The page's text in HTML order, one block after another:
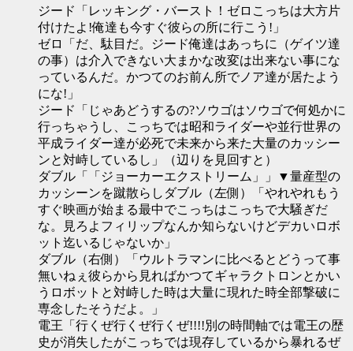
ジード「レッキング・バースト！ゼロこっちは大方片
付けたよ!俺達も今すぐ彼らの所に行こう!」
ゼロ「だ、駄目だ。ジード俺達はあっちに（ゲイツ達
の事）は介入できない大まかな改変は出来ない事にな
っているんだ。かつてのお前ん所でノア達が居たよう
にな!」
ジード「じゃあどうするの?ソウゴはソウゴで何処かに
行っちゃうし、こっちでは昭和ライダーや並行世界の
平成ライダー達が必死で未来から来た大量のカッシー
ンと対峙しているし」（辺りを見回すと）
ダブル「「ジョーカーエクストリーム」」▼量産型の
カッシーンを蹴散らしダブル（左側）「やれやれもう
すぐ映画が始まる最中でこっちはこっちで大騒ぎだ
な。見ろよフィリップなんか知らないけどデカいロボ
ット迄いるじゃないか」
ダブル（右側）「ウルトラマンに比べるとどうって事
無いねぇ彼らから見ればかつてギャラクトロンとかい
うロボットと対峙した時は大量に現れた時全部撃破に
専念したそうだよ。」
電王「行くぜ行くぜ行くぜ!!!!別の時間軸では電王の歴
史が消失したがこっちでは現存しているから暴れるぜ